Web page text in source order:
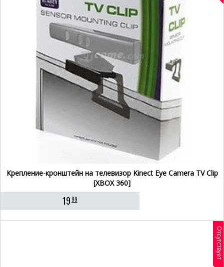
Крепление-кронштейн на телевизор Kinect Eye Camera TV Clip
[XBOX 360]
1999
Отсутствует